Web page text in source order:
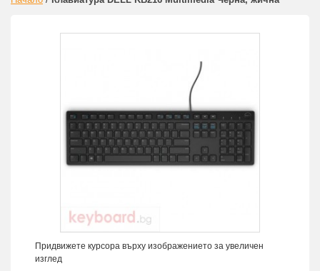
Придвижете курсора върху изображението за увеличен
изглед